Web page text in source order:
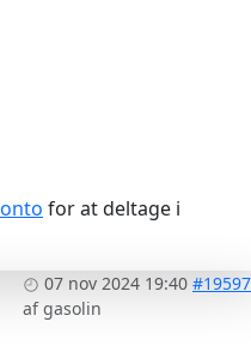
for at deltage i
07 nov 2024 19:40 #19597
afgasolin